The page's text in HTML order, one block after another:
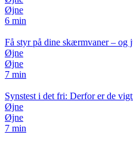
Øjne
6 min
Få styr på dine skærmvaner – og
Øjne
Øjne
7 min
Synstest i det fri: Derfor er de
Øjne
Øjne
7 min